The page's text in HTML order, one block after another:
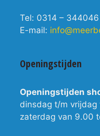
Tel: 0314 – 344046
E-mail:
Openingstijden
Openingstijden
dinsdag t/m vrijdag
zaterdag van 9.00